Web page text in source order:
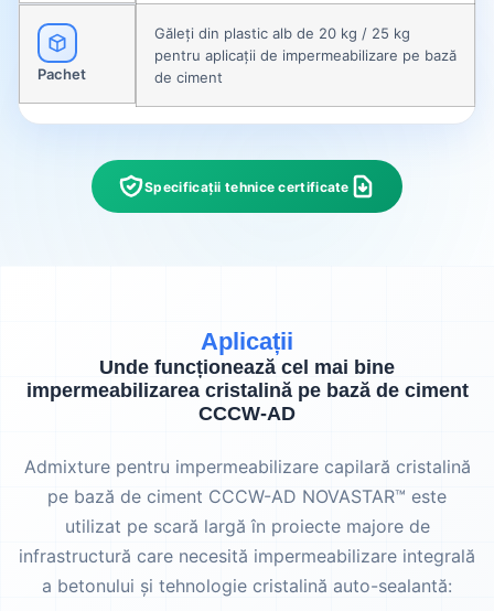
Pachet
Găleți din plastic alb de 20 kg / 25 kg
pentru aplicații de impermeabilizare pe bază
de ciment
Specificații tehnice certificate
Aplicații
Unde funcționează cel mai bine
impermeabilizarea cristalină pe bază de ciment
CCCW-AD
Admixture pentru impermeabilizare capilară cristalină
pe bază de ciment CCCW-AD NOVASTAR™ este
utilizat pe scară largă în proiecte majore de
infrastructură care necesită impermeabilizare integrală
a betonului și tehnologie cristalină auto-sealantă: